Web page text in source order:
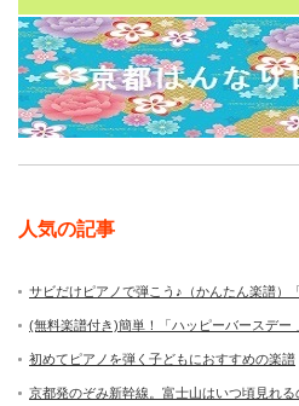
人気の記事
サビだけピアノで弾こう♪（かんたん楽譜
(無料楽譜付き)簡単！「ハッピーバースデー
初めてピアノを弾く子どもにおすすめの楽譜
京都発のぞみ新幹線。富士山はいつ頃見れる